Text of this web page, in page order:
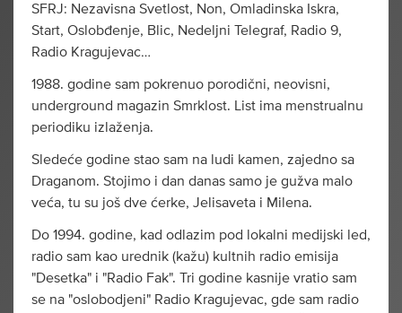
SFRJ: Nezavisna Svetlost, Non, Omladinska Iskra,
Start, Oslobđenje, Blic, Nedeljni Telegraf, Radio 9,
Radio Kragujevac…
1988. godine sam pokrenuo porodični, neovisni,
underground magazin Smrklost. List ima menstrualnu
periodiku izlaženja.
Sledeće godine stao sam na ludi kamen, zajedno sa
Draganom. Stojimo i dan danas samo je gužva malo
veća, tu su još dve ćerke, Jelisaveta i Milena.
Do 1994. godine, kad odlazim pod lokalni medijski led,
radio sam kao urednik (kažu) kultnih radio emisija
"Desetka" i "Radio Fak". Tri godine kasnije vratio sam
se na "oslobodjeni" Radio Kragujevac, gde sam radio